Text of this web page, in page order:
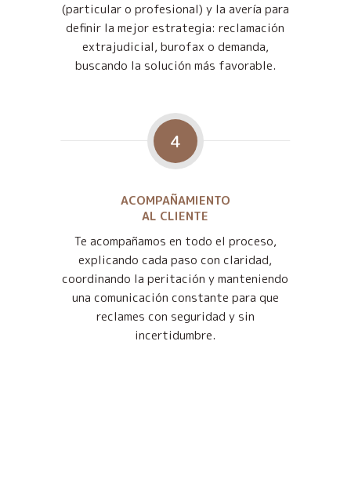
(particular o profesional) y la avería para
definir la mejor estrategia: reclamación
extrajudicial, burofax o demanda,
buscando la solución más favorable.
4
ACOMPAÑAMIENTO
AL CLIENTE
Te acompañamos en todo el proceso,
explicando cada paso con claridad,
coordinando la peritación y manteniendo
una comunicación constante para que
reclames con seguridad y sin
incertidumbre.